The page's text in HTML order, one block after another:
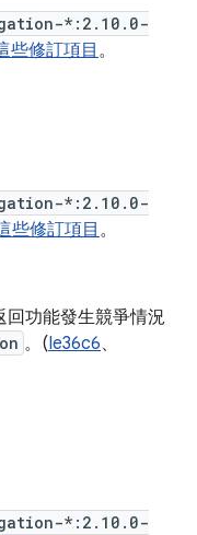
*:2.10.0-
些修訂項目 。
*:2.10.0-
些修訂項目 。
回功能發生競爭情況
。(Ie36c6、
*:2.10.0-